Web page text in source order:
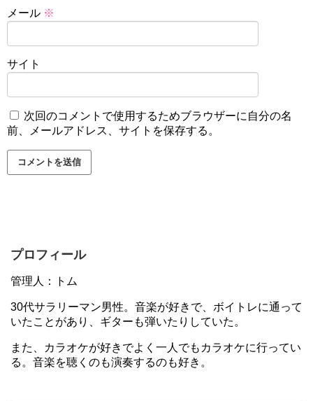
メール ※
サイト
次回のコメントで使用するためブラウザーに自分の名
前、メールアドレス、サイトを保存する。
プロフィール
管理人：トム
30代サラリーマン男性。音楽が好きで、ボイトレに通って
いたことがあり、ギターも弾いたりしていた。
また、カラオケが好きでよく一人でもカラオケに行ってい
る。音楽を聴くのも演奏するのも好き。